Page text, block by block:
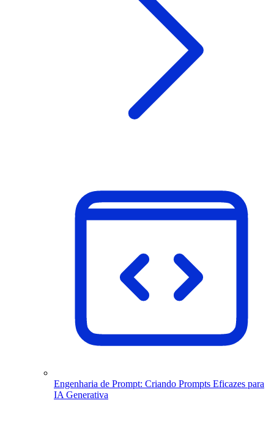
Engenharia de Prompt: Criando Prompts Eficazes para
IA Generativa